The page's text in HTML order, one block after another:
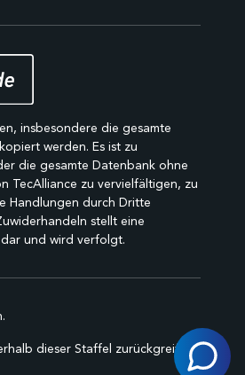
insbesondere die gesamte
werden. Es ist zu
die gesamte Datenbank ohne
TecAlliance zu vervielfältigen, zu
Handlungen durch Dritte
stellt eine
und wird verfolgt.
dieser Staffel zurückgreifen.